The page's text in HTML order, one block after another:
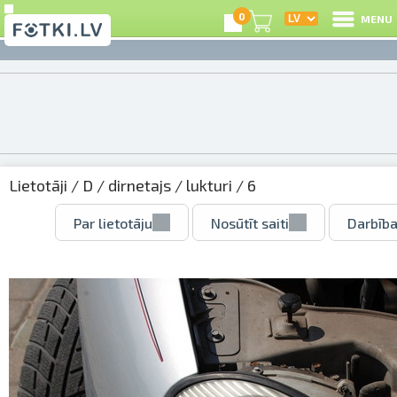
0 MENU
Lietotāji / D / dirnetajs / lukturi / 6
Par lietotāju Nosūtīt saiti